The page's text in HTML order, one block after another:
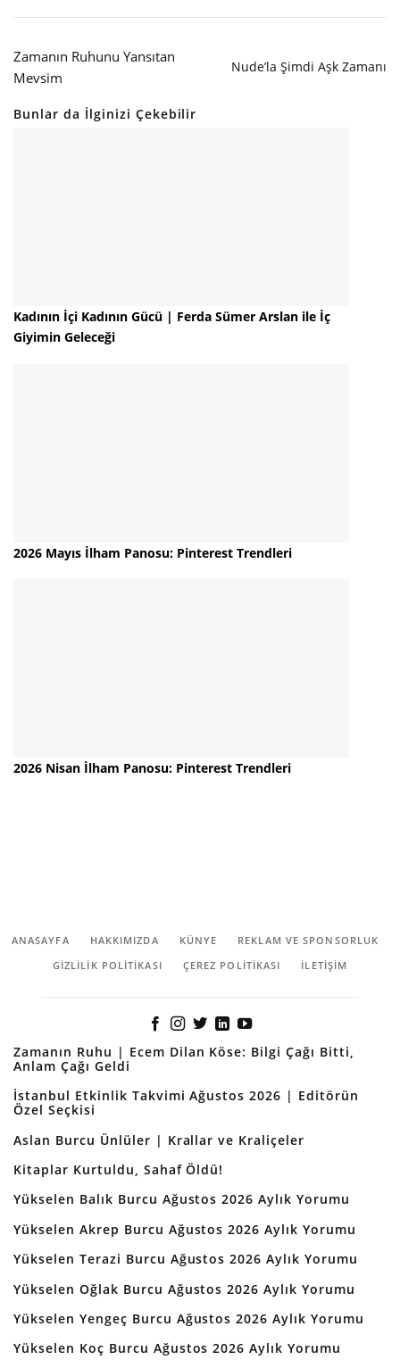
Zamanın Ruhunu Yansıtan
Mevsim
Nude’la Şimdi Aşk Zamanı
Bunlar da İlginizi Çekebilir
Kadının İçi Kadının Gücü | Ferda Sümer Arslan ile İç
Giyimin Geleceği
2026 Mayıs İlham Panosu: Pinterest Trendleri
2026 Nisan İlham Panosu: Pinterest Trendleri
ANASAYFA HAKKIMIZDA KÜNYE
REKLAM VE SPONSORLUK
GIZLILIK POLITIKASI
ÇEREZ POLITIKASI İLETİŞİM
Zamanın Ruhu | Ecem Dilan Köse: Bilgi Çağı Bitti,
Anlam Çağı Geldi
İstanbul Etkinlik Takvimi Ağustos 2026 | Editörün
Özel Seçkisi
Aslan Burcu Ünlüler | Krallar ve Kraliçeler
Kitaplar Kurtuldu, Sahaf Öldü!
Yükselen Balık Burcu Ağustos 2026 Aylık Yorumu
Yükselen Akrep Burcu Ağustos 2026 Aylık Yorumu
Yükselen Terazi Burcu Ağustos 2026 Aylık Yorumu
Yükselen Oğlak Burcu Ağustos 2026 Aylık Yorumu
Yükselen Yengeç Burcu Ağustos 2026 Aylık Yorumu
Yükselen Koç Burcu Ağustos 2026 Aylık Yorumu